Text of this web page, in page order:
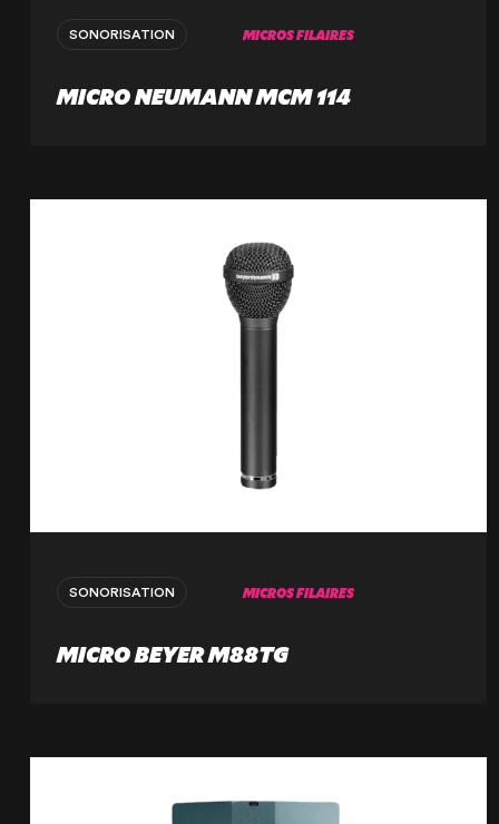
SONORISATION MICROS FILAIRES
MICRO NEUMANN MCM 114
SONORISATION MICROS FILAIRES
MICRO BEYER M88TG